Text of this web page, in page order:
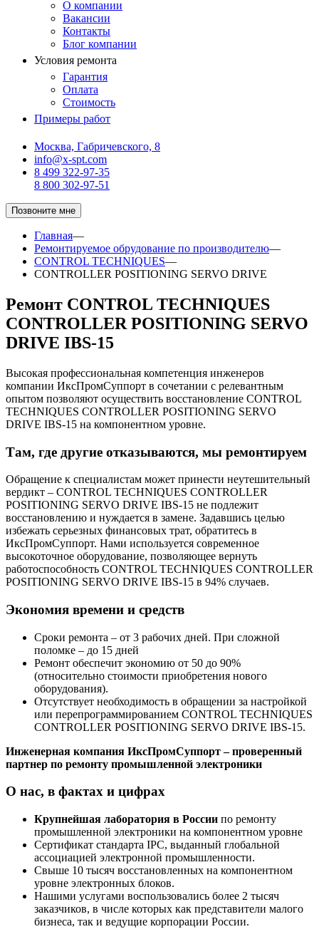
О компании
Вакансии
Контакты
Блог компании
Условия ремонта
Гарантия
Оплата
Стоимость
Примеры работ
Москва, Габричевского, 8
info@x-spt.com
8 499 322-97-35
8 800 302-97-51
Позвоните мне
Главная—
Ремонтируемое обрудование по производителю—
CONTROL TECHNIQUES—
CONTROLLER POSITIONING SERVO DRIVE
Ремонт CONTROL TECHNIQUES
CONTROLLER POSITIONING SERVO
DRIVE IBS-15
Высокая профессиональная компетенция инженеров
компании ИксПромСуппорт в сочетании с релевантным
опытом позволяют осуществить восстановление CONTROL
TECHNIQUES CONTROLLER POSITIONING SERVO
DRIVE IBS-15 на компонентном уровне.
Там, где другие отказываются, мы ремонтируем
Обращение к специалистам может принести неутешительный
вердикт – CONTROL TECHNIQUES CONTROLLER
POSITIONING SERVO DRIVE IBS-15 не подлежит
восстановлению и нуждается в замене. Задавшись целью
избежать серьезных финансовых трат, обратитесь в
ИксПромСуппорт. Нами используется современное
высокоточное оборудование, позволяющее вернуть
работоспособность CONTROL TECHNIQUES CONTROLLER
POSITIONING SERVO DRIVE IBS-15 в 94% случаев.
Экономия времени и средств
Сроки ремонта – от 3 рабочих дней. При сложной
поломке – до 15 дней
Ремонт обеспечит экономию от 50 до 90%
(относительно стоимости приобретения нового
оборудования).
Отсутствует необходимость в обращении за настройкой
или перепрограммированием CONTROL TECHNIQUES
CONTROLLER POSITIONING SERVO DRIVE IBS-15.
Инженерная компания ИксПромСуппорт – проверенный
партнер по ремонту промышленной электроники
О нас, в фактах и цифрах
Крупнейшая лаборатория в России по ремонту
промышленной электроники на компонентном уровне
Сертификат стандарта IPC, выданный глобальной
ассоциацией электронной промышленности.
Свыше 10 тысяч восстановленных на компонентном
уровне электронных блоков.
Нашими услугами воспользовались более 2 тысяч
заказчиков, в числе которых как представители малого
бизнеса, так и ведущие корпорации России.